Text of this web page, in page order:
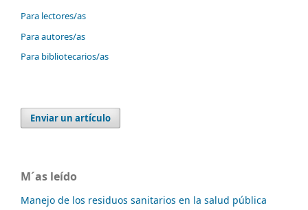
Para lectores/as
Para autores/as
Para bibliotecarios/as
Enviar un artículo
M´as leído
Manejo de los residuos sanitarios en la salud pública